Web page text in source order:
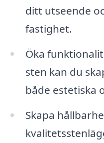
ditt utseende
fastighet.
Öka
sten kan du
både estetiska
Skapa